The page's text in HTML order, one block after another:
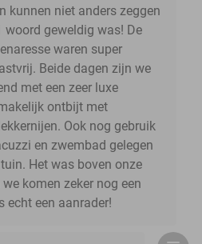
kunnen niet anders zeggen
woord geweldig was! De
waren super
Beide dagen zijn we
met een zeer luxe
ontbijt met
Ook nog gebruik
en zwembad gelegen
Het was boven onze
komen zeker nog een
echt een aanrader!